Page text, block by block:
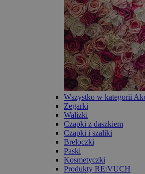
Wszystko w kategorii
Zegarki
Walizki
Czapki z daszkiem
Czapki i szaliki
Breloczki
Paski
Kosmetyczki
Produkty RE:VUCH